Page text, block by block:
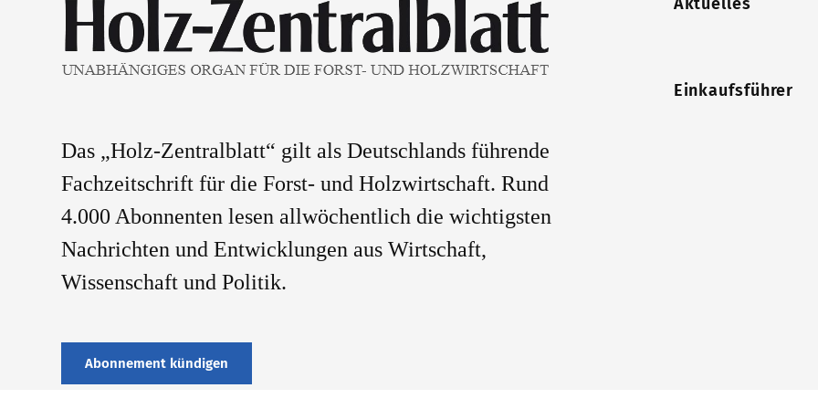
Das „Holz-Zentralblatt“ gilt als Deutschlands führende
Fachzeitschrift für die Forst- und Holzwirtschaft. Rund
4.000 Abonnenten lesen allwöchentlich die wichtigsten
Nachrichten und Entwicklungen aus Wirtschaft,
Wissenschaft und Politik.
Abonnement kündigen
Einkaufsführer